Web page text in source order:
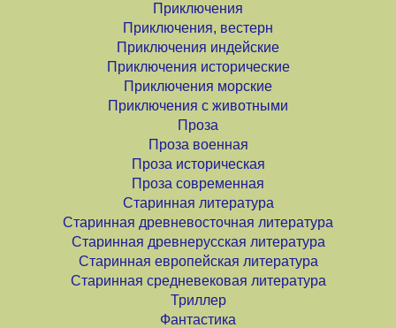
Приключения
Приключения, вестерн
Приключения индейские
Приключения исторические
Приключения морские
Приключения с животными
Проза
Проза военная
Проза историческая
Проза современная
Старинная литература
Старинная древневосточная литература
Старинная древнерусская литература
Старинная европейская литература
Старинная средневековая литература
Триллер
Фантастика